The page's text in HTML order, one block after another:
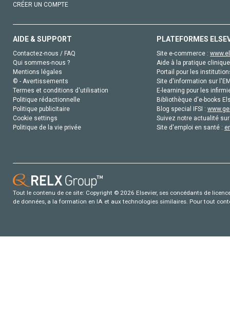
CRÉER UN COMPTE
AIDE & SUPPORT
Contactez-nous / FAQ
Qui sommes-nous ?
Mentions légales
© - Avertissements
Termes et conditions d'utilisation
Politique rédactionnelle
Politique publicitaire
Cookie settings
Politique de la vie privée
PLATEFORMES
Site e-commerce :
Aide à la pratique
Portail pour les
Site d'information sur
E-learning pour les
Bibliothèque d'e-books
Blog special IFSI :
Suivez notre actualité
Site d'emploi en santé :
Tout le contenu de ce site: Copyright © 2026 Elsevier, ses concédants de
de données, a la formation en IA et aux technologies similaires. Pour tout